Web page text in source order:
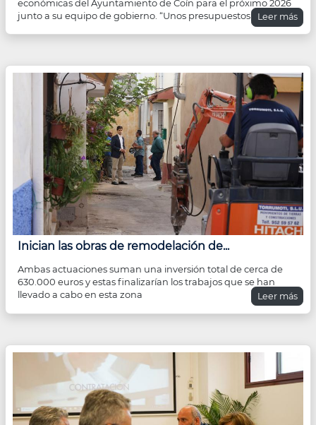
económicas del Ayuntamiento de Coín para el próximo 2026
junto a su equipo de gobierno. “Unos presupuestos
Leer más
Inician las obras de remodelación de...
Ambas actuaciones suman una inversión total de cerca de
630.000 euros y estas finalizarían los trabajos que se han
llevado a cabo en esta zona
Leer más